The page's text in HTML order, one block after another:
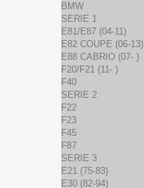
BMW
SERIE 1
E81/E87 (04-11)
E82 COUPE (06-13)
E88 CABRIO (07- )
F20/F21 (11- )
F40
SERIE 2
F22
F23
F45
F87
SERIE 3
E21 (75-83)
E30 (82-94)